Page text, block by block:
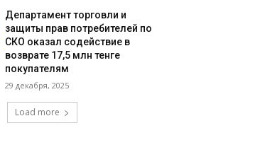
Департамент торговли и
защиты прав потребителей по
СКО оказал содействие в
возврате 17,5 млн тенге
покупателям
29 декабря, 2025
Load more